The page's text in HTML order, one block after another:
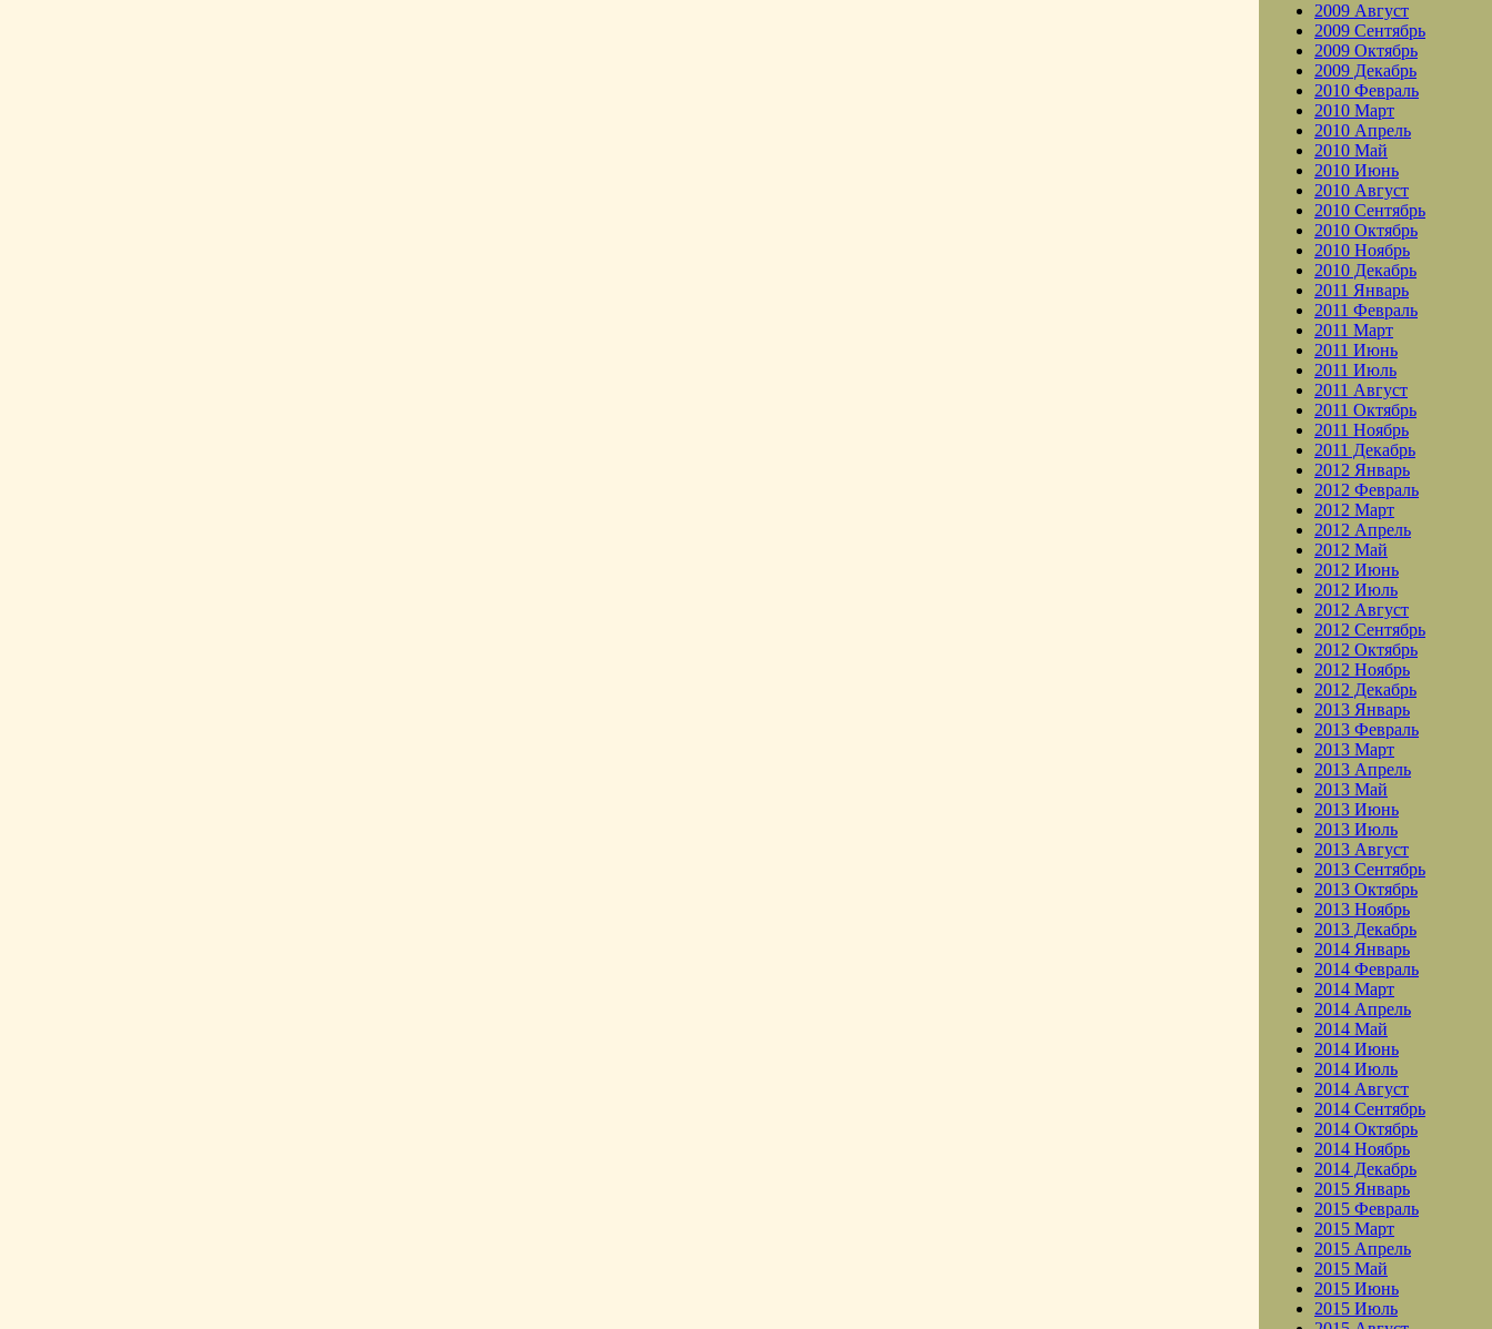
2009 Август
2009 Сентябрь
2009 Октябрь
2009 Декабрь
2010 Февраль
2010 Март
2010 Апрель
2010 Май
2010 Июнь
2010 Август
2010 Сентябрь
2010 Октябрь
2010 Ноябрь
2010 Декабрь
2011 Январь
2011 Февраль
2011 Март
2011 Июнь
2011 Июль
2011 Август
2011 Октябрь
2011 Ноябрь
2011 Декабрь
2012 Январь
2012 Февраль
2012 Март
2012 Апрель
2012 Май
2012 Июнь
2012 Июль
2012 Август
2012 Сентябрь
2012 Октябрь
2012 Ноябрь
2012 Декабрь
2013 Январь
2013 Февраль
2013 Март
2013 Апрель
2013 Май
2013 Июнь
2013 Июль
2013 Август
2013 Сентябрь
2013 Октябрь
2013 Ноябрь
2013 Декабрь
2014 Январь
2014 Февраль
2014 Март
2014 Апрель
2014 Май
2014 Июнь
2014 Июль
2014 Август
2014 Сентябрь
2014 Октябрь
2014 Ноябрь
2014 Декабрь
2015 Январь
2015 Февраль
2015 Март
2015 Апрель
2015 Май
2015 Июнь
2015 Июль